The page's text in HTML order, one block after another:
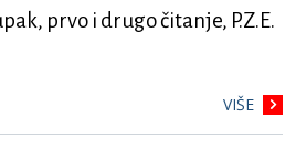
prvo i drugo čitanje, P.Z.E.
VIŠE